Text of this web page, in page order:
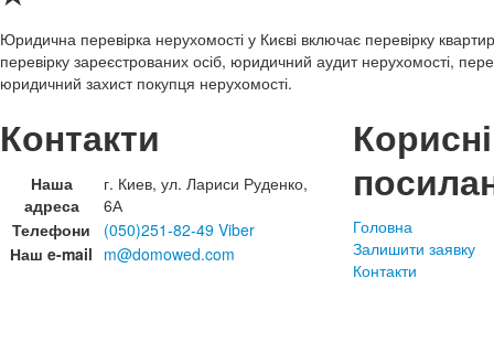
Юридична перевірка нерухомості у Києві включає перевірку
перевірку зареєстрованих осіб, юридичний аудит нерухомості,
юридичний захист покупця нерухомості.
Контакти
Наша
адреса
г. Киев, ул. Лариси Руденко,
6А
Телефони
(050)251-82-49 Viber
Наш e-mail m@domowed.com
Корисні
Головна
Залишити заявку
Контакти